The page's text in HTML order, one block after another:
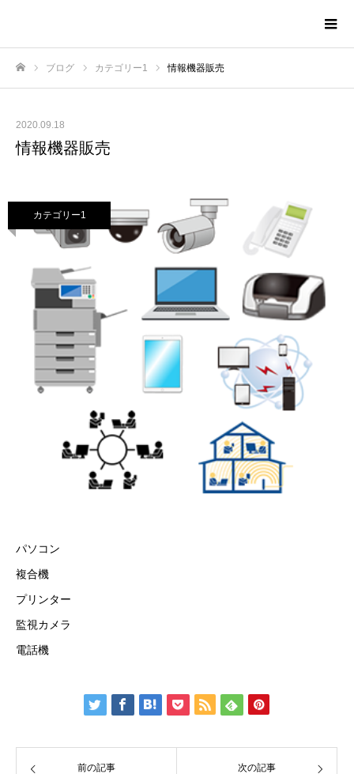
ブログ カテゴリー1 情報機器販売
2020.09.18
情報機器販売
カテゴリー1
パソコン
複合機
プリンター
監視カメラ
電話機
前の記事 次の記事